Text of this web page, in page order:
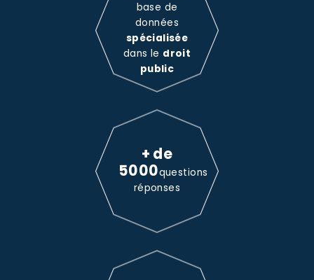
base de
données
spécialisée
dans le droit
public
+ de
5000questions
réponses